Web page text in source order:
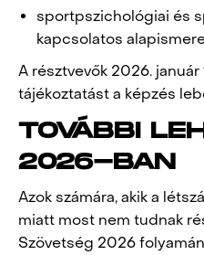
sportpszichológiai és
kapcsolatos
A résztvevők 2026.
tájékoztatást a képzés
TOVÁBBI
2026-BAN
Azok számára, akik a
miatt most nem tudnak
Szövetség 2026 folyamán